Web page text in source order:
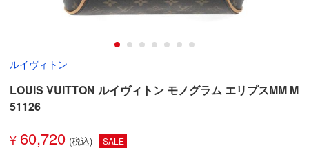
ルイヴィトン
LOUIS VUITTON ルイヴィトン モノグラム エリプスMM M
51126
¥ 60,720 SALE